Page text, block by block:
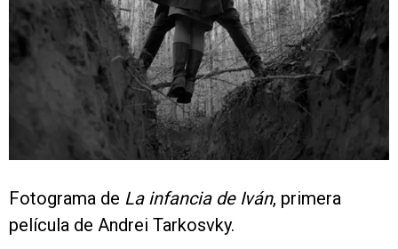
Fotograma de La infancia de Iván, primera
película de Andrei Tarkosvky.